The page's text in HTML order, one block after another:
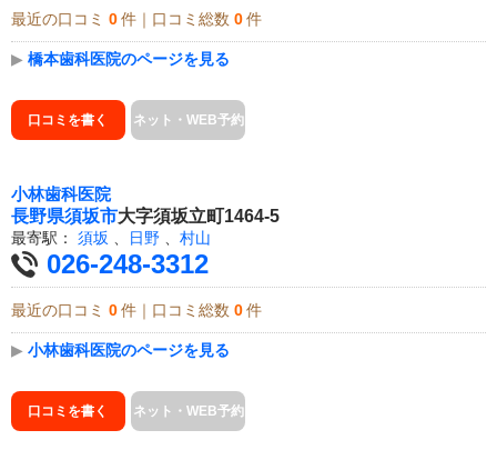
最近の口コミ 0 件｜口コミ総数 0 件
▶ 橋本歯科医院のページを見る
口コミを書く ネット・WEB予約
小林歯科医院
長野県須坂市大字須坂立町1464-5
最寄駅： 須坂 日野 村山
026-248-3312
最近の口コミ 0 件｜口コミ総数 0 件
▶ 小林歯科医院のページを見る
口コミを書く ネット・WEB予約